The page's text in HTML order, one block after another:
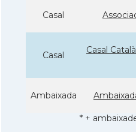
Casal
Casal
Casal
Ambaixada
* +